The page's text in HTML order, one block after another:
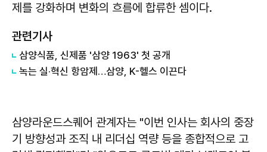
제를 강화하며 변화의 흐름에 합류한 셈이다.
관련기사
삼양식품, 신제품 '삼양 1963' 첫 공개
녹는 실·혁신 항암제…삼양, K-헬스 이끈다
삼양라운드스퀘어 관계자는 "이번 인사는 회사의 중장
기 방향성과 조직 내 리더십 역량 등을 종합적으로 고